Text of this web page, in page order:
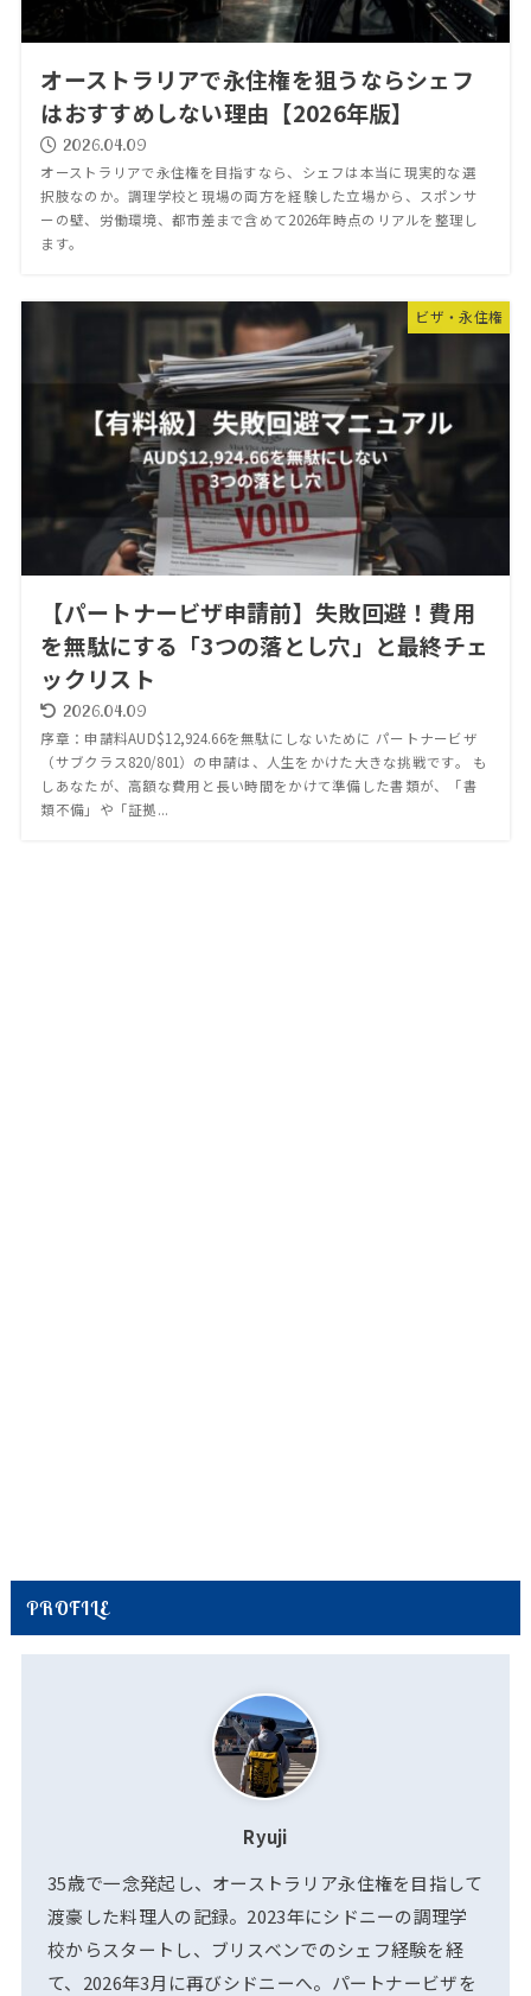
オーストラリアで永住権を狙うならシェフ
はおすすめしない理由【2026年版】
2026.04.09
オーストラリアで永住権を目指すなら、シェフは本当に現実的な選
択肢なのか。調理学校と現場の両方を経験した立場から、スポンサ
ーの壁、労働環境、都市差まで含めて2026年時点のリアルを整理し
ます。
ビザ・永住権
【パートナービザ申請前】失敗回避！費用
を無駄にする「3つの落とし穴」と最終チェ
ックリスト
2026.04.09
序章：申請料AUD$12,924.66を無駄にしないために パートナービザ
（サブクラス820/801）の申請は、人生をかけた大きな挑戦です。 も
しあなたが、高額な費用と長い時間をかけて準備した書類が、「書
類不備」や「証拠...
PROFILE
Ryuji
35歳で一念発起し、オーストラリア永住権を目指して
渡豪した料理人の記録。2023年にシドニーの調理学
校からスタートし、ブリスベンでのシェフ経験を経
て、2026年3月に再びシドニーへ。パートナービザを